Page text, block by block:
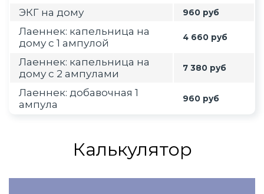
ЭКГ на дому 960 руб
Лаеннек: капельница на
дому с 1 ампулой
4 660 руб
Лаеннек: капельница на
дому с 2 ампулами
7 380 руб
Лаеннек: добавочная 1
ампула
960 руб
Калькулятор